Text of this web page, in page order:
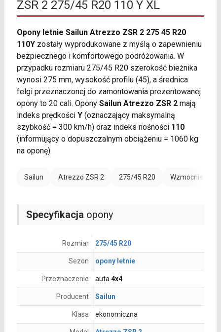
ZSR 2 275/45 R20 110 Y XL
Opony letnie Sailun Atrezzo ZSR 2 275 45 R20
110Yzostały wyprodukowane z myślą o zapewnieniu
bezpiecznego i komfortowego podróżowania. W
przypadku rozmiaru 275/45 R20 szerokość bieżnika
wynosi 275 mm, wysokość profilu (45), a średnica
felgi przeznaczonej do zamontowania prezentowanej
opony to 20 cali. Opony Sailun Atrezzo ZSR 2mają
indeks prędkości Y(oznaczający maksymalną
szybkość = 300 km/h) oraz indeks nośności 110
(informujący o dopuszczalnym obciążeniu = 1060 kg
na oponę).
Sailun Atrezzo ZSR 2 275/45 R20 Wzmocnienie
Specyfikacja opony
Rozmiar 275/45 R20
Sezon opony letnie
Przeznaczenie auta 4x4
Producent Sailun
Klasa ekonomiczna